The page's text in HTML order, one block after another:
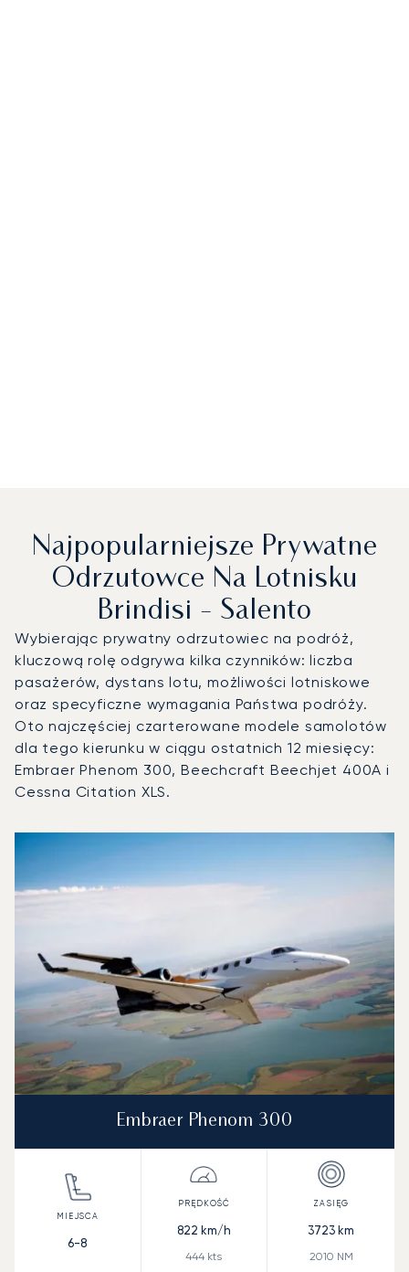
Najpopularniejsze Prywatne
Odrzutowce Na Lotnisku
Brindisi - Salento
Wybierając prywatny odrzutowiec na podróż,
kluczową rolę odgrywa kilka czynników: liczba
pasażerów, dystans lotu, możliwości lotniskowe
oraz specyficzne wymagania Państwa podróży.
Oto najczęściej czarterowane modele samolotów
dla tego kierunku w ciągu ostatnich 12 miesięcy:
Embraer Phenom 300, Beechcraft Beechjet 400A i
Cessna Citation XLS.
Zdjęcie samolotu
Model samolotu
Prędkość (km/h)
Prędkość (węzły)
Zasięg (NM)
Embraer Phenom 300
6-8
822 km/h
444 kts
3723 km
2010 NM